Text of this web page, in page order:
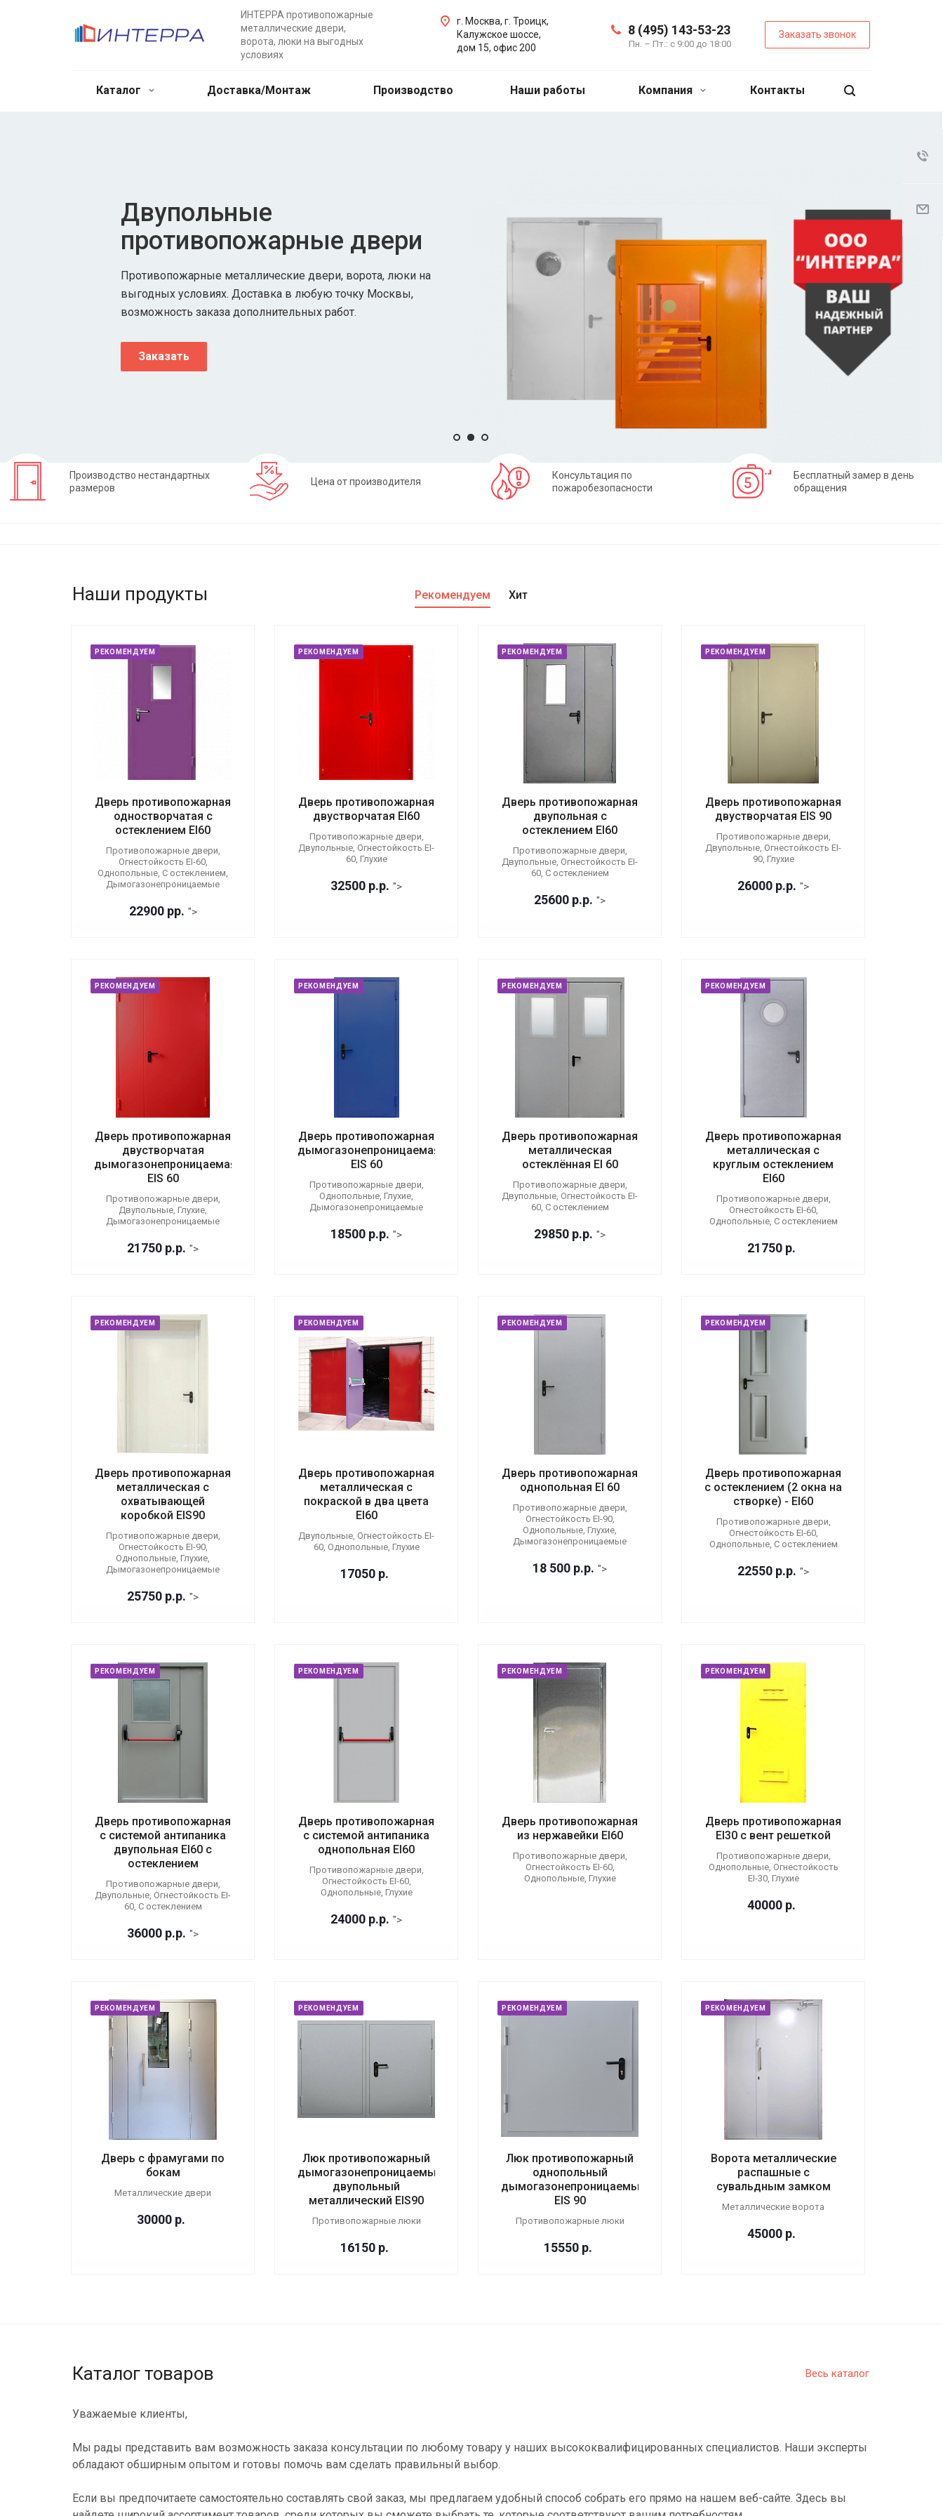
ИНТЕРРА противопожарные
металлические двери,
ворота, люки на выгодных
условиях
8 (495) 143-53-23
Пн. – Пт.: с 9:00 до 18:00
Заказать звонок
г. Москва, г. Троицк,
Калужское шоссе,
дом 15, офис 200
Каталог Доставка/Монтаж Производство Наши работы Компания Контакты
Двупольные
противопожарные двери
Противопожарные металлические двери, ворота, люки на
выгодных условиях. Доставка в любую точку Москвы,
возможность заказа дополнительных работ.
Заказать
Производство нестандартных
размеров
Цена от производителя
Консультация по
пожаробезопасности
Бесплатный замер в день
обращения
Наши продукты Рекомендуем Хит
РЕКОМЕНДУЕМ
Дверь противопожарная
одностворчатая с
остеклением EI60
Противопожарные двери,
Огнестойкость EI-60,
Однопольные, С остеклением,
Дымогазонепроницаемые
22900 рр. ">
РЕКОМЕНДУЕМ
Дверь противопожарная
двустворчатая EI60
Противопожарные двери,
Двупольные, Огнестойкость EI-
60, Глухие
32500 р.р. ">
РЕКОМЕНДУЕМ
Дверь противопожарная
двупольная с
остеклением EI60
Противопожарные двери,
Двупольные, Огнестойкость EI-
60, С остеклением
25600 р.р. ">
РЕКОМЕНДУЕМ
Дверь противопожарная
двустворчатая EIS 90
Противопожарные двери,
Двупольные, Огнестойкость EI-
90, Глухие
26000 р.р. ">
РЕКОМЕНДУЕМ
Дверь противопожарная
двустворчатая
дымогазонепроницаемая
EIS 60
Противопожарные двери,
Двупольные, Глухие,
Дымогазонепроницаемые
21750 р.р. ">
РЕКОМЕНДУЕМ
Дверь противопожарная
дымогазонепроницаемая
EIS 60
Противопожарные двери,
Однопольные, Глухие,
Дымогазонепроницаемые
18500 р.р. ">
РЕКОМЕНДУЕМ
Дверь противопожарная
металлическая
остеклённая EI 60
Противопожарные двери,
Двупольные, Огнестойкость EI-
60, С остеклением
29850 р.р. ">
РЕКОМЕНДУЕМ
Дверь противопожарная
металлическая с
круглым остеклением
EI60
Противопожарные двери,
Огнестойкость EI-60,
Однопольные, С остеклением
21750 р.
РЕКОМЕНДУЕМ
Дверь противопожарная
металлическая с
охватывающей
коробкой EIS90
Противопожарные двери,
Огнестойкость EI-90,
Однопольные, Глухие,
Дымогазонепроницаемые
25750 р.р. ">
РЕКОМЕНДУЕМ
Дверь противопожарная
металлическая с
покраской в два цвета
EI60
Двупольные, Огнестойкость EI-
60, Однопольные, Глухие
17050 р.
РЕКОМЕНДУЕМ
Дверь противопожарная
однопольная EI 60
Противопожарные двери,
Огнестойкость EI-90,
Однопольные, Глухие,
Дымогазонепроницаемые
18 500 р.р. ">
РЕКОМЕНДУЕМ
Дверь противопожарная
с остеклением (2 окна на
створке) - EI60
Противопожарные двери,
Огнестойкость EI-60,
Однопольные, С остеклением
22550 р.р. ">
РЕКОМЕНДУЕМ
Дверь противопожарная
с системой антипаника
двупольная EI60 с
остеклением
Противопожарные двери,
Двупольные, Огнестойкость EI-
60, С остеклением
36000 р.р. ">
РЕКОМЕНДУЕМ
Дверь противопожарная
с системой антипаника
однопольная EI60
Противопожарные двери,
Огнестойкость EI-60,
Однопольные, Глухие
24000 р.р. ">
РЕКОМЕНДУЕМ
Дверь противопожарная
из нержавейки EI60
Противопожарные двери,
Огнестойкость EI-60,
Однопольные, Глухие
РЕКОМЕНДУЕМ
Дверь противопожарная
EI30 с вент решеткой
Противопожарные двери,
Однопольные, Огнестойкость
EI-30, Глухие
40000 р.
РЕКОМЕНДУЕМ
Дверь с фрамугами по
бокам
Металлические двери
30000 р.
РЕКОМЕНДУЕМ
Люк противопожарный
дымогазонепроницаемый
двупольный
металлический EIS90
Противопожарные люки
16150 р.
РЕКОМЕНДУЕМ
Люк противопожарный
однопольный
дымогазонепроницаемый
EIS 90
Противопожарные люки
15550 р.
РЕКОМЕНДУЕМ
Ворота металлические
распашные с
сувальдным замком
Металлические ворота
45000 р.
Весь каталог
Каталог товаров
Уважаемые клиенты,
Мы рады представить вам возможность заказа консультации по любому товару у наших высококвалифицированных специалистов. Наши эксперты
обладают обширным опытом и готовы помочь вам сделать правильный выбор.
Если вы предпочитаете самостоятельно составлять свой заказ, мы предлагаем удобный способ собрать его прямо на нашем веб-сайте. Здесь вы